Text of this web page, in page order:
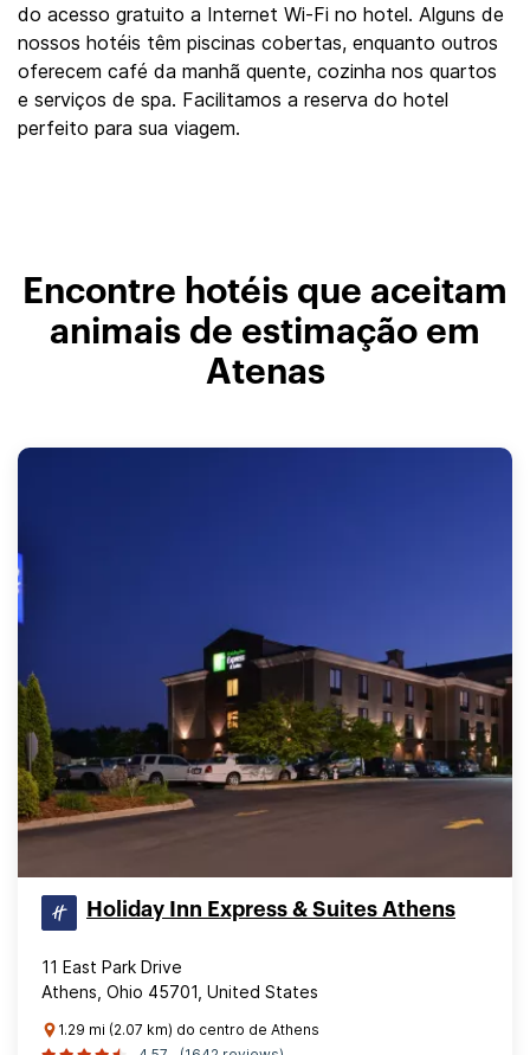
do acesso gratuito a Internet Wi-Fi no hotel. Alguns de
nossos hotéis têm piscinas cobertas, enquanto outros
oferecem café da manhã quente, cozinha nos quartos
e serviços de spa. Facilitamos a reserva do hotel
perfeito para sua viagem.
Encontre hotéis que aceitam
animais de estimação em
Atenas
Holiday Inn Express & Suites Athens
11 East Park Drive
Athens, Ohio 45701, United States
1.29 mi (2.07 km) do centro de Athens